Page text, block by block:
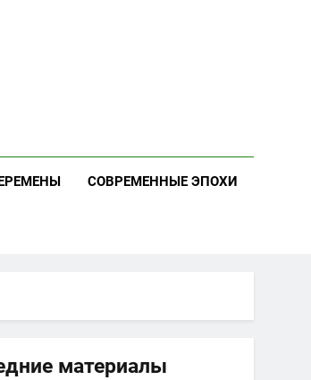
СОВРЕМЕННЫЕ ЭПОХИ
материалы